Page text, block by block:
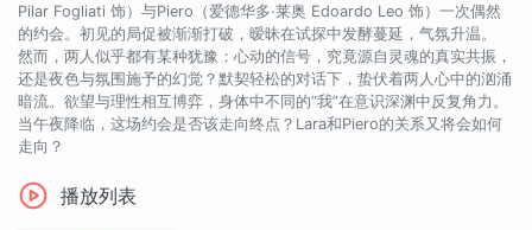
Pilar Fogliati 饰）与Piero（爱德华多·莱奥 Edoardo Leo 饰）一次偶然
的约会。初见的局促被渐渐打破，暧昧在试探中发酵蔓延，气氛升温。
然而，两人似乎都有某种犹豫：心动的信号，究竟源自灵魂的真实共振，
还是夜色与氛围施予的幻觉？默契轻松的对话下，蛰伏着两人心中的汹涌
暗流。欲望与理性相互博弈，身体中不同的“我”在意识深渊中反复角力。
当午夜降临，这场约会是否该走向终点？Lara和Piero的关系又将会如何
走向？
播放列表